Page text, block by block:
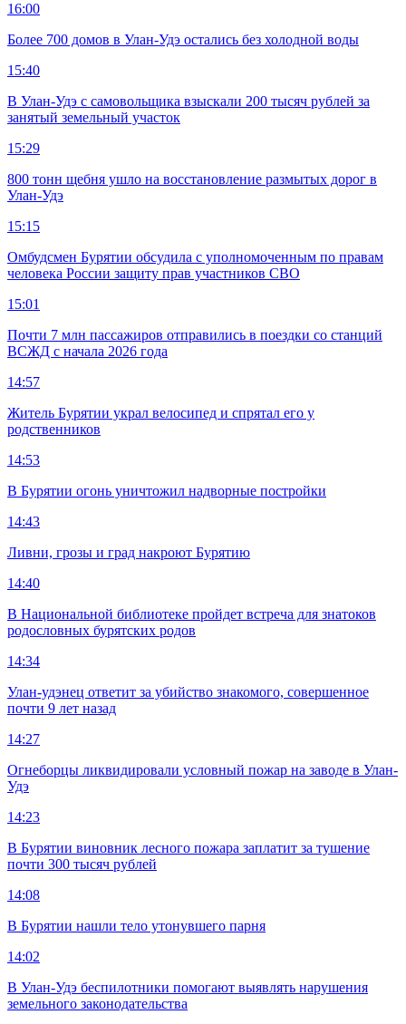
16:00
Более 700 домов в Улан-Удэ остались без холодной воды
15:40
В Улан-Удэ с самовольщика взыскали 200 тысяч рублей за
занятый земельный участок
15:29
800 тонн щебня ушло на восстановление размытых дорог в
Улан-Удэ
15:15
Омбудсмен Бурятии обсудила с уполномоченным по правам
человека России защиту прав участников СВО
15:01
Почти 7 млн пассажиров отправились в поездки со станций
ВСЖД с начала 2026 года
14:57
Житель Бурятии украл велосипед и спрятал его у
родственников
14:53
В Бурятии огонь уничтожил надворные постройки
14:43
Ливни, грозы и град накроют Бурятию
14:40
В Национальной библиотеке пройдет встреча для знатоков
родословных бурятских родов
14:34
Улан-удэнец ответит за убийство знакомого, совершенное
почти 9 лет назад
14:27
Огнеборцы ликвидировали условный пожар на заводе в Улан-
Удэ
14:23
В Бурятии виновник лесного пожара заплатит за тушение
почти 300 тысяч рублей
14:08
В Бурятии нашли тело утонувшего парня
14:02
В Улан-Удэ беспилотники помогают выявлять нарушения
земельного законодательства